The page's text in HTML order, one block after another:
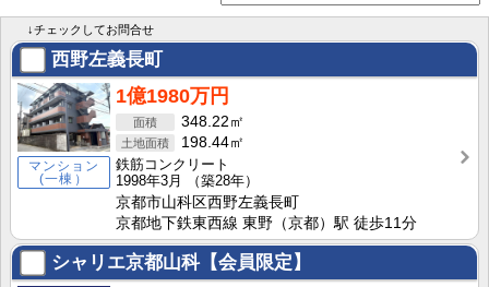
↓チェックしてお問合せ
西野左義長町
マンション
(一棟）
1億1980万円
348.22㎡
198.44㎡
鉄筋コンクリート
1998年3月
（築28年）
京都市山科区西野左義長町
京都地下鉄東西線 東野（京都）駅 徒歩11分
シャリエ京都山科【会員限定】